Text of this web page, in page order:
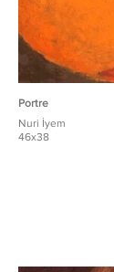
Portre
Nuri İyem
46x38